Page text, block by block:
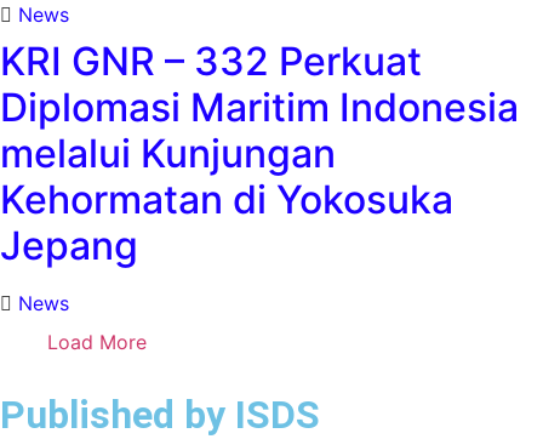
News
KRI GNR – 332 Perkuat
Diplomasi Maritim Indonesia
melalui Kunjungan
Kehormatan di Yokosuka
Jepang
News
Load More
Published by ISDS